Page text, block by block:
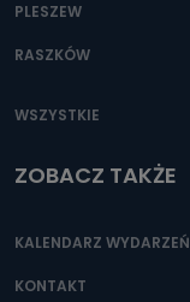
PLESZEW
RASZKÓW
WSZYSTKIE
ZOBACZ TAKŻE
KALENDARZ WYDARZEŃ
KONTAKT